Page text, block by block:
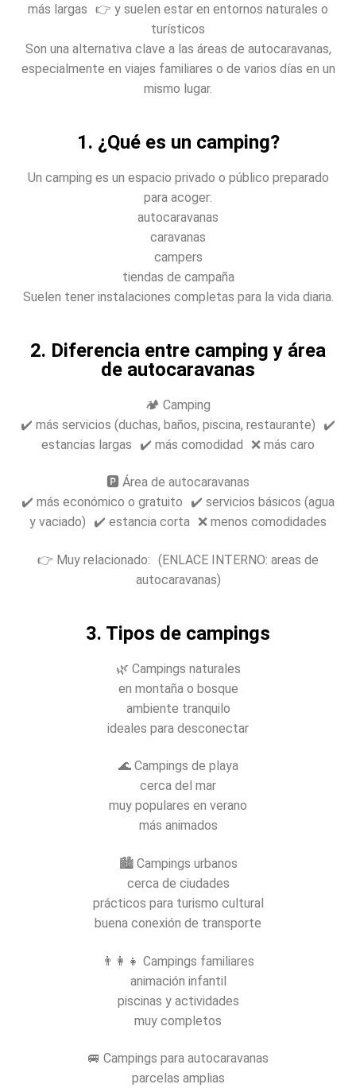
más largas 👉 y suelen estar en entornos naturales o
turísticos
Son una alternativa clave a las áreas de autocaravanas,
especialmente en viajes familiares o de varios días en un
mismo lugar.
1. ¿Qué es un camping?
Un camping es un espacio privado o público preparado
para acoger:
autocaravanas
caravanas
campers
tiendas de campaña
Suelen tener instalaciones completas para la vida diaria.
2. Diferencia entre camping y área
de autocaravanas
🏕️ Camping
✔️ más servicios (duchas, baños, piscina, restaurante) ✔️
estancias largas ✔️ más comodidad ❌ más caro
🅿️ Área de autocaravanas
✔️ más económico o gratuito ✔️ servicios básicos (agua
y vaciado) ✔️ estancia corta ❌ menos comodidades
👉 Muy relacionado: (ENLACE INTERNO: areas de
autocaravanas)
3. Tipos de campings
🌿 Campings naturales
en montaña o bosque
ambiente tranquilo
ideales para desconectar
🌊 Campings de playa
cerca del mar
muy populares en verano
más animados
🏙️ Campings urbanos
cerca de ciudades
prácticos para turismo cultural
buena conexión de transporte
👨‍👩‍👧 Campings familiares
animación infantil
piscinas y actividades
muy completos
🚐 Campings para autocaravanas
parcelas amplias